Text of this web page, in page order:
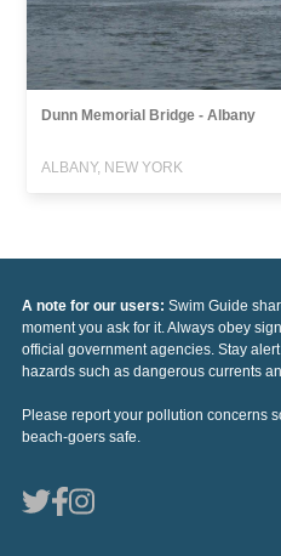
Dunn Memorial Bridge - Albany
ALBANY, NEW YORK
A note for our users: Swim Guide
moment you ask for it. Always obey
official government agencies. Stay
hazards such as dangerous currents
Please report your pollution concerns
beach-goers safe.